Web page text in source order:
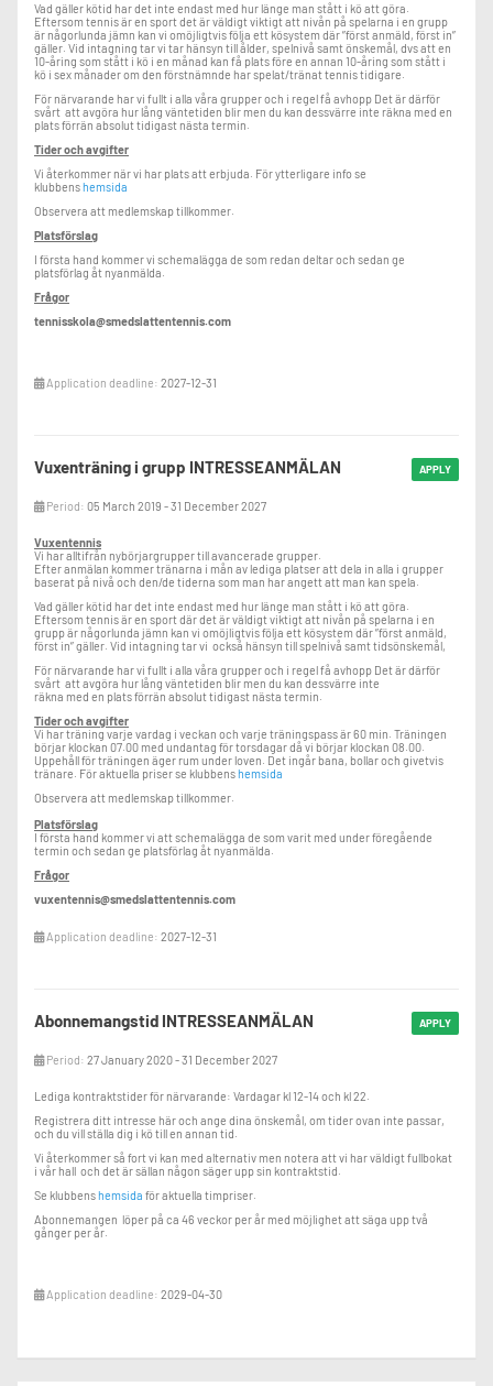
Vad gäller kötid har det inte endast med hur länge man stått i kö att göra.
Eftersom tennis är en sport det är väldigt viktigt att nivån på spelarna i en grupp
är någorlunda jämn kan vi omöjligtvis följa ett kösystem där ”först anmäld, först in”
gäller. Vid intagning tar vi tar hänsyn till ålder, spelnivå samt önskemål, dvs att en
10-åring som stått i kö i en månad kan få plats före en annan 10-åring som stått i
kö i sex månader om den förstnämnde har spelat/tränat tennis tidigare.
För närvarande har vi fullt i alla våra grupper och i regel få avhopp Det är därför
svårt att avgöra hur lång väntetiden blir men du kan dessvärre inte räkna med en
plats förrän absolut tidigast nästa termin.
Tider och avgifter
Vi återkommer när vi har plats att erbjuda. För ytterligare info se
klubbenshemsida
Observera att medlemskap tillkommer.
Platsförslag
I första hand kommer vi schemalägga de som redan deltar och sedan ge
platsförlag åt nyanmälda.
Frågor
tennisskola@smedslattentennis.com
Application deadline: 2027-12-31
APPLY
Vuxenträning i grupp INTRESSEANMÄLAN
Period: 05 March 2019 - 31 December 2027
Vuxentennis
Vi har alltifrån nybörjargrupper till avancerade grupper.
Efter anmälan kommer tränarna i mån av lediga platser att dela in alla i grupper
baserat på nivå och den/de tiderna som man har angett att man kan spela.
Vad gäller kötid har det inte endast med hur länge man stått i kö att göra.
Eftersom tennis är en sport där det är väldigt viktigt att nivån på spelarna i en
grupp är någorlunda jämn kan vi omöjligtvis följa ett kösystem där ”först anmäld,
först in” gäller. Vid intagning tar vi också hänsyn till spelnivå samt tidsönskemål,
För närvarande har vi fullt i alla våra grupper och i regel få avhopp Det är därför
svårt att avgöra hur lång väntetiden blir men du kan dessvärre inte
räkna med en plats förrän absolut tidigast nästa termin.
Tider och avgifter
Vi har träning varje vardag i veckan och varje träningspass är 60 min. Träningen
börjar klockan 07.00 med undantag för torsdagar då vi börjar klockan 08.00.
Uppehåll för träningen äger rum under loven. Det ingår bana, bollar och givetvis
tränare. För aktuella priser se klubbenshemsida
Observera att medlemskap tillkommer.
Platsförslag
I första hand kommer vi att schemalägga de som varit med under föregående
termin och sedan ge platsförlag åt nyanmälda.
Frågor
vuxentennis@smedslattentennis.com
Application deadline: 2027-12-31
APPLY
Abonnemangstid INTRESSEANMÄLAN
Period: 27 January 2020 - 31 December 2027
Lediga kontraktstider för närvarande: Vardagar kl 12-14 och kl 22.
Registrera ditt intresse här och ange dina önskemål, om tider ovan inte passar,
och du vill ställa dig i kö till en annan tid.
Vi återkommer så fort vi kan med alternativ men notera att vi har väldigt fullbokat
i vår hall och det är sällan någon säger upp sin kontraktstid.
Se klubbenshemsida för aktuella timpriser.
Abonnemangen löper på ca 46 veckor per år med möjlighet att säga upp två
gånger per år.
Application deadline: 2029-04-30